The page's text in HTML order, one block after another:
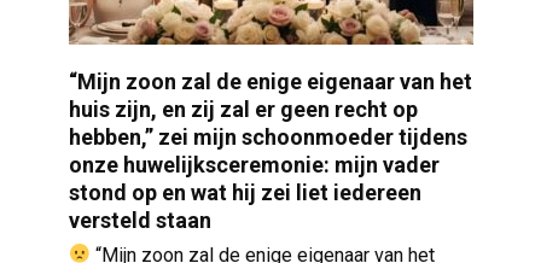
“Mijn zoon zal de enige eigenaar van het
huis zijn, en zij zal er geen recht op
hebben,” zei mijn schoonmoeder tijdens
onze huwelijksceremonie: mijn vader
stond op en wat hij zei liet iedereen
versteld staan
“Mijn zoon zal de enige eigenaar van het